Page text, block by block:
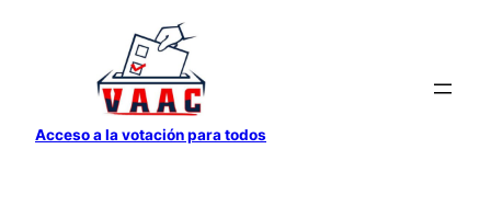
contenido
Acceso a la votación para todos